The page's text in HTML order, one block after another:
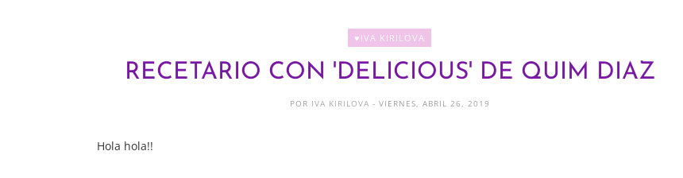
♥IVA KIRILOVA
RECETARIO CON 'DELICIOUS' DE QUIM DIAZ
POR IVA KIRILOVA - VIERNES, ABRIL 26, 2019
Hola hola!!